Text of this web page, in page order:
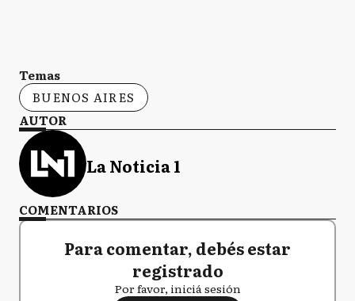
Temas
BUENOS AIRES
AUTOR
La Noticia 1
COMENTARIOS
Para comentar, debés estar
registrado
Por favor, iniciá sesión